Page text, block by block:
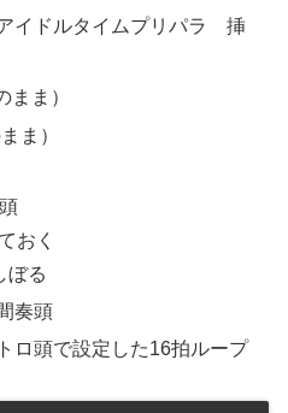
イドルタイムプリパラ 挿
まま）
ま）
おく
ぼる
奏頭
ロ頭で設定した16拍ループ